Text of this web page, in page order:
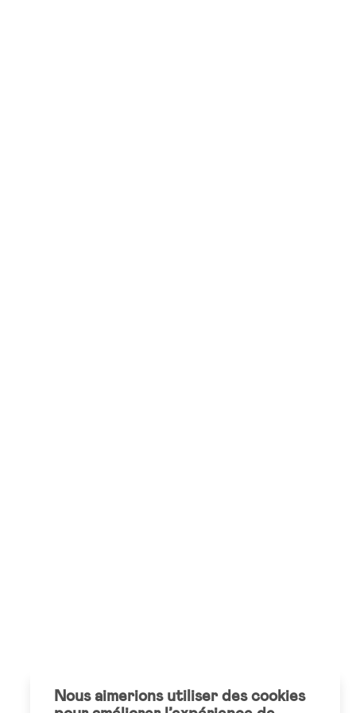
Nous aimerions utiliser des cookies